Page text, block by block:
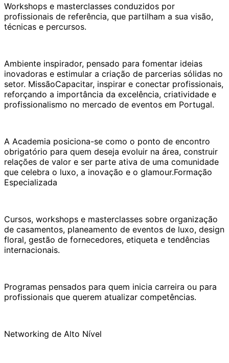
Workshops e masterclasses conduzidos por
profissionais de referência, que partilham a sua visão,
técnicas e percursos.
Ambiente inspirador, pensado para fomentar ideias
inovadoras e estimular a criação de parcerias sólidas no
setor. MissãoCapacitar, inspirar e conectar profissionais,
reforçando a importância da excelência, criatividade e
profissionalismo no mercado de eventos em Portugal.
A Academia posiciona-se como o ponto de encontro
obrigatório para quem deseja evoluir na área, construir
relações de valor e ser parte ativa de uma comunidade
que celebra o luxo, a inovação e o glamour.Formação
Especializada
Cursos, workshops e masterclasses sobre organização
de casamentos, planeamento de eventos de luxo, design
floral, gestão de fornecedores, etiqueta e tendências
internacionais.
Programas pensados para quem inicia carreira ou para
profissionais que querem atualizar competências.
Networking de Alto Nível